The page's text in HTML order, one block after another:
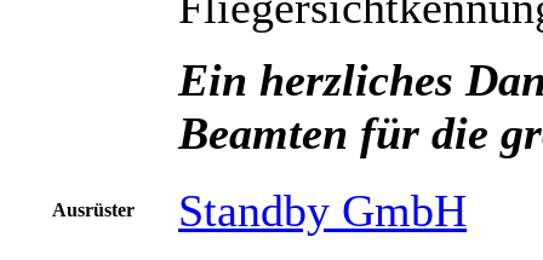
Ein herzliches
Beamten für die
Ausrüster Standby GmbH